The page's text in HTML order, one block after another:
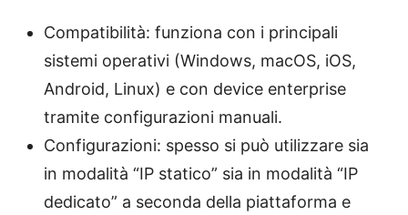
Compatibilità: funziona con i principali
sistemi operativi (Windows, macOS, iOS,
Android, Linux) e con device enterprise
tramite configurazioni manuali.
Configurazioni: spesso si può utilizzare sia
in modalità “IP statico” sia in modalità “IP
dedicato” a seconda della piattaforma e